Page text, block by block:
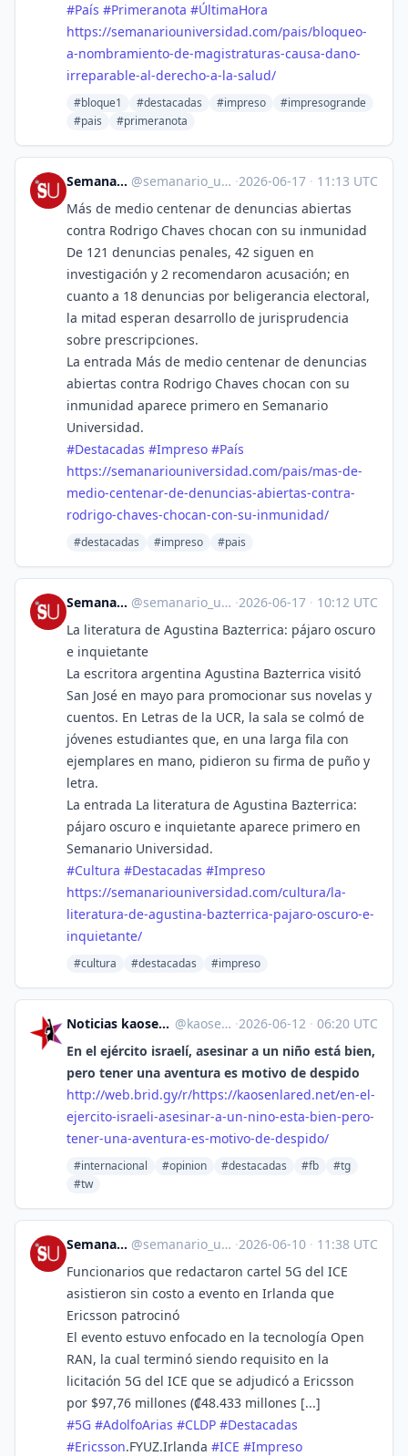
#País #Primeranota #ÚltimaHora
https://semanariouniversidad.com/pais/bloqueo-
a-nombramiento-de-magistraturas-causa-dano-
irreparable-al-derecho-a-la-salud/
#bloque1 #destacadas #impreso
#impresogrande
#pais
#primeranota
Semanario Universidad @semanario_universidad@bots.fedi.cr ·2026-06-17 · 11:13 UTC
Más de medio centenar de denuncias abiertas
contra Rodrigo Chaves chocan con su inmunidad
De 121 denuncias penales, 42 siguen en
investigación y 2 recomendaron acusación; en
cuanto a 18 denuncias por beligerancia electoral,
la mitad esperan desarrollo de jurisprudencia
sobre prescripciones.
La entrada Más de medio centenar de denuncias
abiertas contra Rodrigo Chaves chocan con su
inmunidad aparece primero en Semanario
Universidad.
#Destacadas #Impreso #País
https://semanariouniversidad.com/pais/mas-de-
medio-centenar-de-denuncias-abiertas-contra-
rodrigo-chaves-chocan-con-su-inmunidad/
#destacadas #impreso #pais
Semanario Universidad @semanario_universidad@bots.fedi.cr ·2026-06-17 · 10:12 UTC
La literatura de Agustina Bazterrica: pájaro oscuro
e inquietante
La escritora argentina Agustina Bazterrica visitó
San José en mayo para promocionar sus novelas y
cuentos. En Letras de la UCR, la sala se colmó de
jóvenes estudiantes que, en una larga fila con
ejemplares en mano, pidieron su firma de puño y
letra.
La entrada La literatura de Agustina Bazterrica:
pájaro oscuro e inquietante aparece primero en
Semanario Universidad.
#Cultura #Destacadas #Impreso
https://semanariouniversidad.com/cultura/la-
literatura-de-agustina-bazterrica-pajaro-oscuro-e-
inquietante/
#cultura #destacadas #impreso
Noticias kaosenlared.net Contrainformación [Unofficial] @kaosenlared.net@web.brid.gy ·2026-06-12 · 06:20 UTC
En el ejército israelí, asesinar a un niño está bien,
pero tener una aventura es motivo de despido
http://web.brid.gy/r/https://kaosenlared.net/en-el-
ejercito-israeli-asesinar-a-un-nino-esta-bien-pero-
tener-una-aventura-es-motivo-de-despido/
#internacional #opinion #destacadas #fb
#tg
#tw
Semanario Universidad @semanario_universidad@bots.fedi.cr ·2026-06-10 · 11:38 UTC
Funcionarios que redactaron cartel 5G del ICE
asistieron sin costo a evento en Irlanda que
Ericsson patrocinó
El evento estuvo enfocado en la tecnología Open
RAN, la cual terminó siendo requisito en la
licitación 5G del ICE que se adjudicó a Ericsson
por $97,76 millones (₡48.433 millones [...]
#5G #AdolfoArias #CLDP #Destacadas
#Ericsson.FYUZ.Irlanda #ICE #Impreso